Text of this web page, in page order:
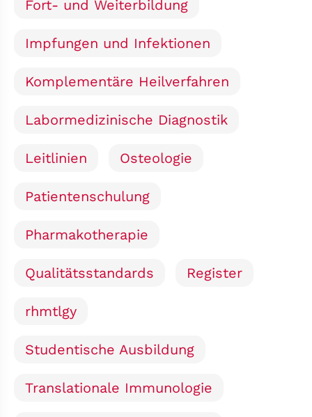
Fort- und Weiterbildung
Impfungen und Infektionen
Komplementäre Heilverfahren
Labormedizinische Diagnostik
Leitlinien Osteologie
Patientenschulung
Pharmakotherapie
Qualitätsstandards Register
rhmtlgy
Studentische Ausbildung
Translationale Immunologie